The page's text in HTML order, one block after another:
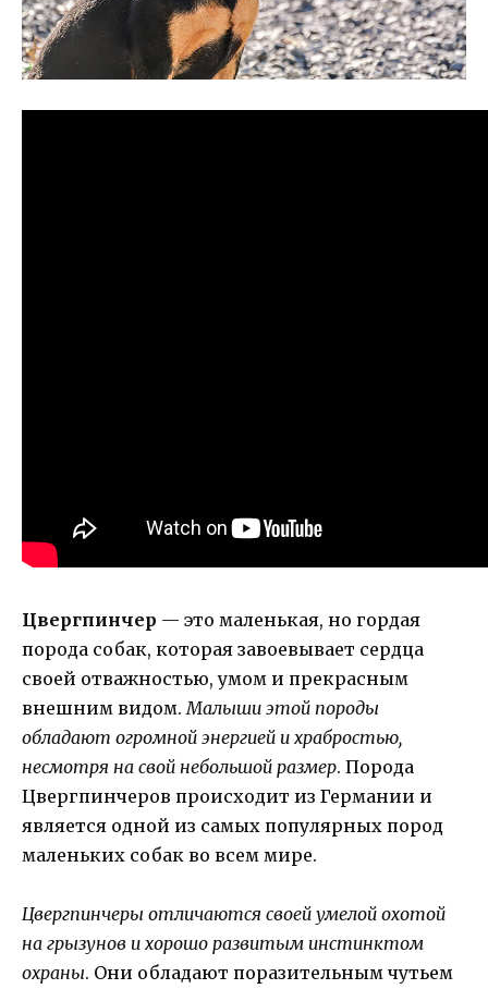
Цвергпинчер — это маленькая, но гордая
порода собак, которая завоевывает сердца
своей отважностью, умом и прекрасным
внешним видом. Малыши этой породы
обладают огромной энергией и храбростью,
несмотря на свой небольшой размер. Порода
Цвергпинчеров происходит из Германии и
является одной из самых популярных пород
маленьких собак во всем мире.
Цвергпинчеры отличаются своей умелой охотой
на грызунов и хорошо развитым инстинктом
охраны. Они обладают поразительным чутьем